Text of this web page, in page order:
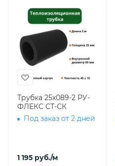
Трубка 25х089-2 РУ-
ФЛЕКС СТ-СК
Под заказ от 2 дней
1 195 руб./м